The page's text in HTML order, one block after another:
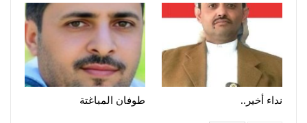
نداء أخير.. طوفان المباغتة